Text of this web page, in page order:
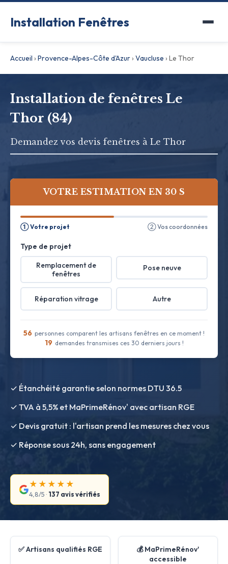
Installation Fenêtres
Accueil ›Provence-Alpes-Côte d'Azur›Vaucluse ›Le Thor
Installation de fenêtres Le
Thor (84)
Demandez vos devis fenêtres à Le Thor
VOTRE ESTIMATION EN 30 S
① Votre projet ② Vos coordonnées
Type de projet
Remplacement de
fenêtres
Pose neuve
Réparation vitrage Autre
56 personnes comparent les artisans fenêtres en ce moment !
19 demandes transmises ces 30 derniers jours !
✓ Étanchéité garantie selon normes DTU 36.5
✓ TVA à 5,5% et MaPrimeRénov' avec artisan RGE
✓ Devis gratuit : l'artisan prend les mesures chez vous
✓ Réponse sous 24h, sans engagement
★★★★★
4,8/5 · 137 avis vérifiés
✅ Artisans qualifiés RGE
💰 MaPrimeRénov'
accessible